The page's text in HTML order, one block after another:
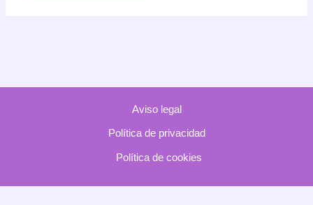
Aviso legal
Política de privacidad
Política de cookies